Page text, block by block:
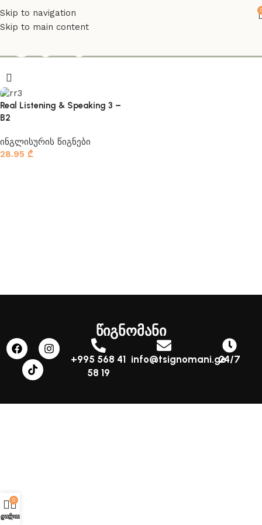
Skip to navigation
Skip to main content
Real Listening & Speaking 3 –
B2
ინგლისურის წიგნები
28.95 ₾
წიგნომანი
+995 568 41
58 19
info@tsignomani.ge24/7
0
კალათა